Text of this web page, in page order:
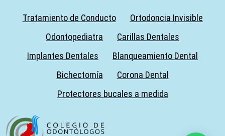
Tratamiento de Conducto
Ortodoncia Invisible
Odontopediatra
Carillas Dentales
Implantes Dentales
Blanqueamiento Dental
Bichectomía
Corona Dental
Protectores bucales a medida